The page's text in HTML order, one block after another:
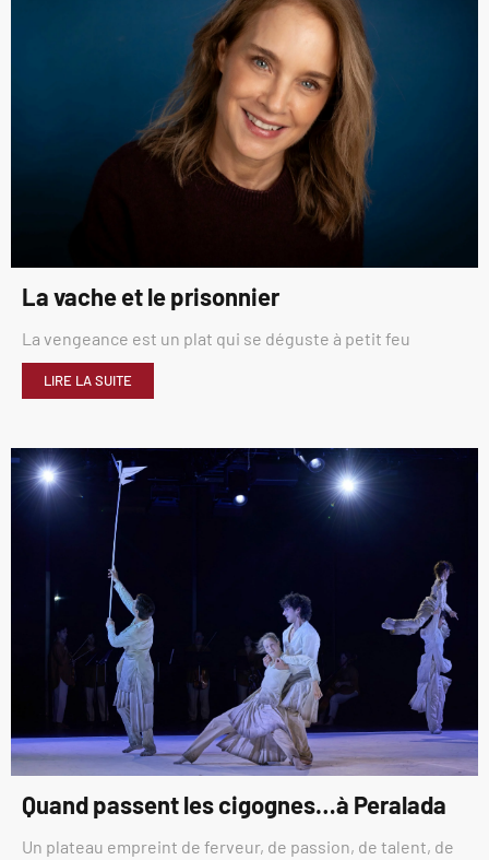
La vache et le prisonnier
La vengeance est un plat qui se déguste à petit feu
LIRE LA SUITE
Quand passent les cigognes…à Peralada
Un plateau empreint de ferveur, de passion, de talent, de